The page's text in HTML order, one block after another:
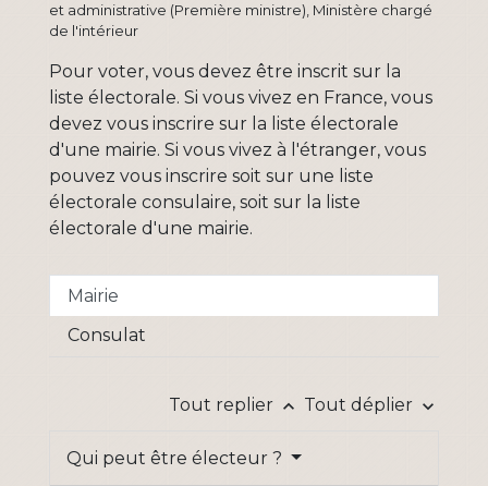
et administrative (Première ministre), Ministère chargé
de l'intérieur
Pour voter, vous devez être inscrit sur la
liste électorale. Si vous vivez en France, vous
devez vous inscrire sur la liste électorale
d'une mairie. Si vous vivez à l'étranger, vous
pouvez vous inscrire soit sur une liste
électorale consulaire, soit sur la liste
électorale d'une mairie.
Mairie
Consulat
Tout replier keyboard_arrow_up Tout déplier keyboard_arrow_down
Qui peut être électeur ?